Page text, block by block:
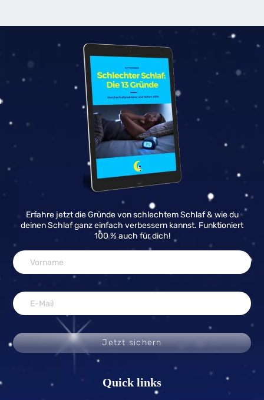
Erfahre jetzt die Gründe von schlechtem Schlaf & wie du
deinen Schlaf ganz einfach verbessern kannst. Funktioniert
100 % auch für dich!
Jetzt sichern
Quick links